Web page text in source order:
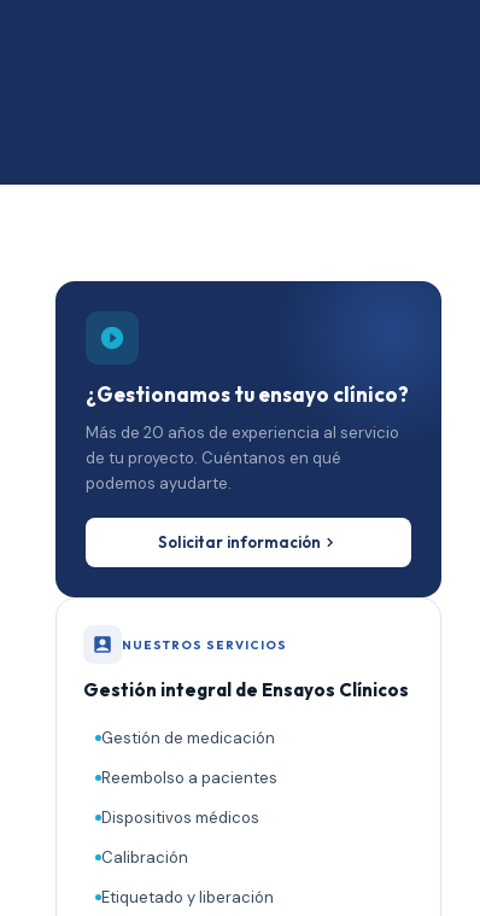
¿Gestionamos tu ensayo clínico?
Más de 20 años de experiencia al servicio
de tu proyecto. Cuéntanos en qué
podemos ayudarte.
Solicitar información
NUESTROS SERVICIOS
Gestión integral de Ensayos Clínicos
Gestión de medicación
Reembolso a pacientes
Dispositivos médicos
Calibración
Etiquetado y liberación